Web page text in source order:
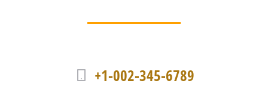
+1-002-345-6789